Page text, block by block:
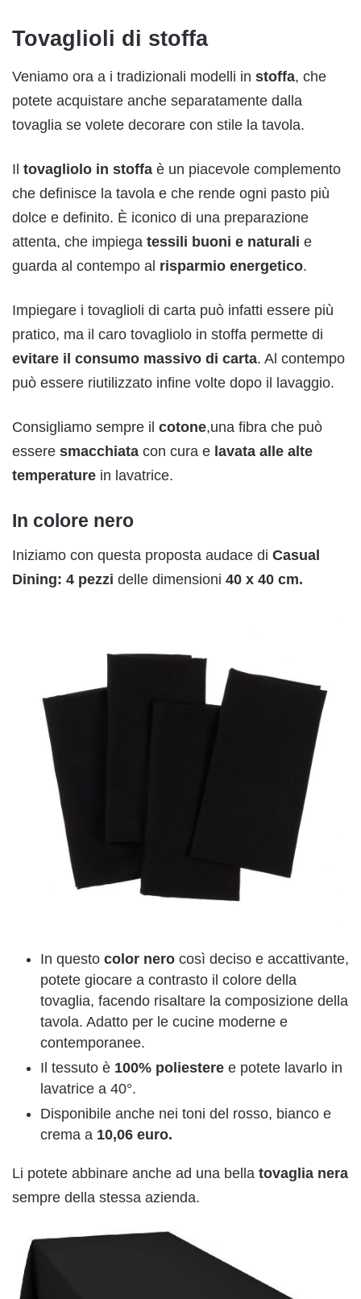
Tovaglioli di stoffa
Veniamo ora a i tradizionali modelli in stoffa, che
potete acquistare anche separatamente dalla
tovaglia se volete decorare con stile la tavola.
Il tovagliolo in stoffa è un piacevole complemento
che definisce la tavola e che rende ogni pasto più
dolce e definito. È iconico di una preparazione
attenta, che impiega tessili buoni e naturali e
guarda al contempo al risparmio energetico.
Impiegare i tovaglioli di carta può infatti essere più
pratico, ma il caro tovagliolo in stoffa permette di
evitare il consumo massivo di carta. Al contempo
può essere riutilizzato infine volte dopo il lavaggio.
Consigliamo sempre il cotone,una fibra che può
essere smacchiata con cura e lavata alle alte
temperature in lavatrice.
In colore nero
Iniziamo con questa proposta audace di Casual
Dining: 4 pezzi delle dimensioni 40 x 40 cm.
In questo color nero così deciso e accattivante,
potete giocare a contrasto il colore della
tovaglia, facendo risaltare la composizione della
tavola. Adatto per le cucine moderne e
contemporanee.
Il tessuto è 100% poliestere e potete lavarlo in
lavatrice a 40°.
Disponibile anche nei toni del rosso, bianco e
crema a 10,06 euro.
Li potete abbinare anche ad una bella tovaglia nera
sempre della stessa azienda.